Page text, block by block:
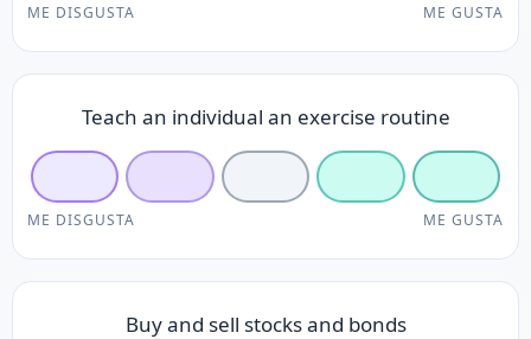
ME DISGUSTA ME GUSTA
Teach an individual an exercise routine
ME DISGUSTA ME GUSTA
Buy and sell stocks and bonds